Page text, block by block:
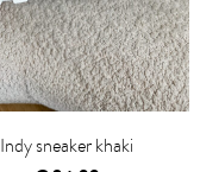
Indy sneaker khaki